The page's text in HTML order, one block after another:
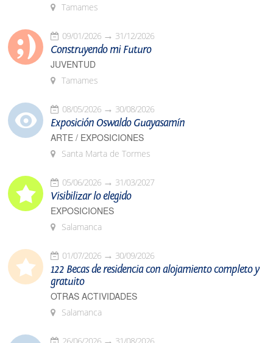
Tamames
09/01/2026 31/12/2026
Construyendo mi Futuro
JUVENTUD
Tamames
08/05/2026 30/08/2026
Exposición Oswaldo Guayasamín
ARTE / EXPOSICIONES
Santa Marta de Tormes
05/06/2026 31/03/2027
Visibilizar lo elegido
EXPOSICIONES
Salamanca
01/07/2026 30/09/2026
122 Becas de residencia con alojamiento completo y
gratuito
OTRAS ACTIVIDADES
Salamanca